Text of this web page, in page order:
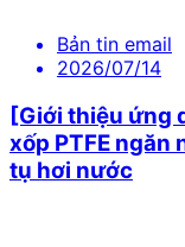
Bản tin email
2026/07/14
[Giới thiệu ứng
xốp PTFE
tụ hơi nước